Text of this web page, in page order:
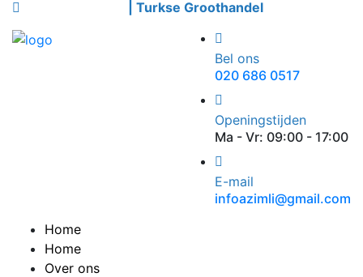
| Turkse Groothandel
Bel ons
020 686 0517
Openingstijden
Ma - Vr: 09:00 - 17:00
E-mail
infoazimli@gmail.com
Home
Home
Over ons